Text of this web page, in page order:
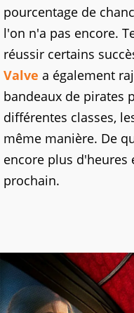
pourcentage de
l'on n'a pas encore.
réussir certains
Valve a également
bandeaux de pirates
différentes classes,
même manière. De
encore plus d'heures
prochain.